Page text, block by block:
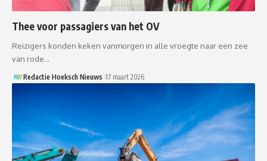
Thee voor passagiers van het OV
Reizigers konden keken vanmorgen in alle vroegte naar een zee
van rode…
Redactie Hoeksch Nieuws 17 maart 2026